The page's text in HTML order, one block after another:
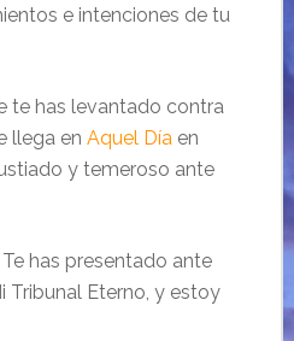
e intenciones de tu
te has levantado contra
llega en Aquel Díaen
y temeroso ante
has presentado ante
Tribunal Eterno, y estoy